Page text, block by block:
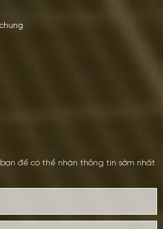
để có thể nhận thông tin sớm nhất